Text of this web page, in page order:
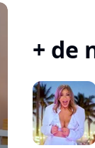
+ de